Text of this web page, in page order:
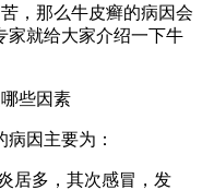
，那么牛皮癣的病因会
家就给大家介绍一下牛
因主要为：
居多，其次感冒，发